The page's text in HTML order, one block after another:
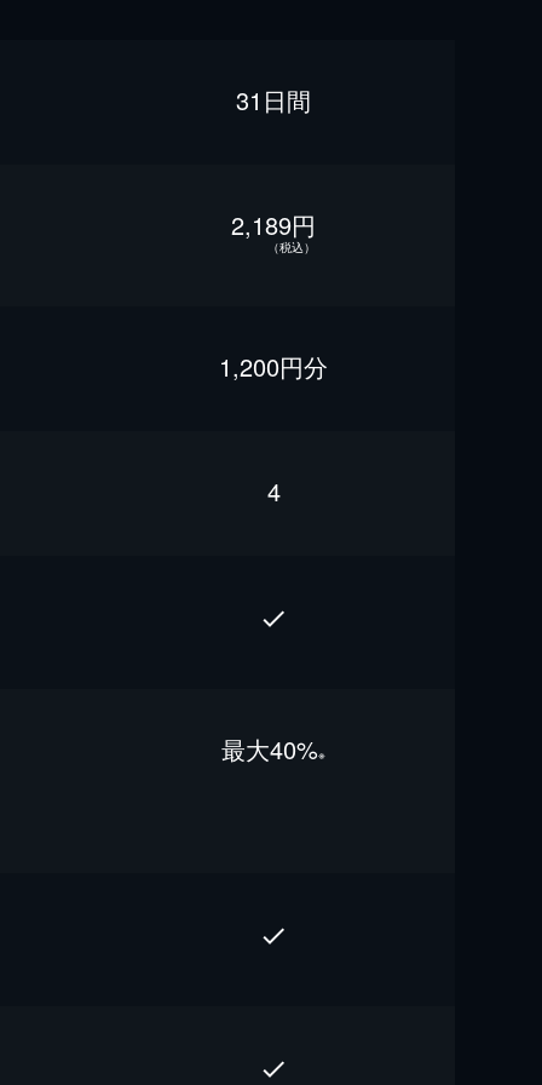
31日間
2,189円
（税込）
1,200円分
4
最⼤40%※